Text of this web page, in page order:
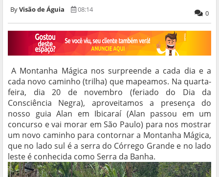
Visão de Águia 08:14 0
A Montanha Mágica nos surpreende a cada dia e a
cada novo caminho (trilha) que mapeamos. Na quarta-
feira, dia 20 de novembro (feriado do Dia da
Consciência Negra), aproveitamos a presença do
nosso guia Alan em Ibicaraí (Alan passou em um
concurso e vai morar em São Paulo) para nos mostrar
um novo caminho para contornar a Montanha Mágica,
que no lado sul é a serra do Córrego Grande e no lado
leste é conhecida como Serra da Banha.